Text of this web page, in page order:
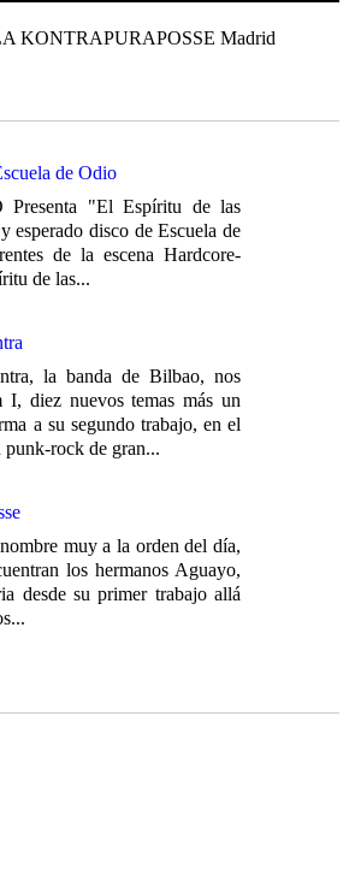
de Odio
"El Espíritu de las
esperado disco de Escuela de
de la escena Hardcore-
de las...
la banda de Bilbao, nos
I, diez nuevos temas más un
a su segundo trabajo, en el
punk-rock de gran...
muy a la orden del día,
los hermanos Aguayo,
desde su primer trabajo allá